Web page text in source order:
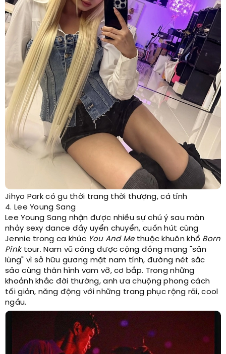
Jihyo Park có gu thời trang thời thượng, cá tính
4. Lee Young Sang
Lee Young Sang nhận được nhiều sự chú ý sau màn
nhảy sexy dance đầy uyển chuyển, cuốn hút cùng
Jennie trong ca khúc You And Me thuộc khuôn khổ Born
Pink tour. Nam vũ công được cộng đồng mạng "săn
lùng" vì sở hữu gương mặt nam tính, đường nét sắc
sảo cùng thân hình vạm vỡ, cơ bắp. Trong những
khoảnh khắc đời thường, anh ưa chuộng phong cách
tối giản, năng động với những trang phục rộng rãi, cool
ngầu.